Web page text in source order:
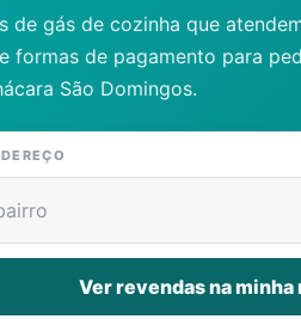
de gás de cozinha que
formas de pagamento para
São Domingos.
Ver revendas na minha